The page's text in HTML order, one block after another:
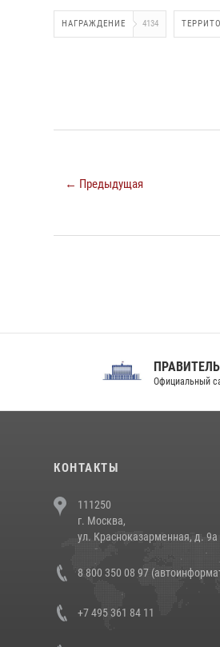
НАГРАЖДЕНИЕ 4134
← Предыдущая
ПРАВИТЕЛЬСТВО РФ
Официальный сайт
КОНТАКТЫ
111250
г. Москва,
ул. Красноказарменная, д. 9а
8 800 350 08 97
+7 495 361 84 11